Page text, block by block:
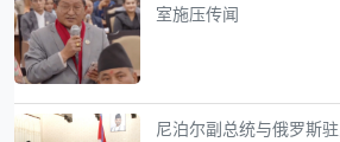
室施压传闻
尼泊尔副总统与俄罗斯